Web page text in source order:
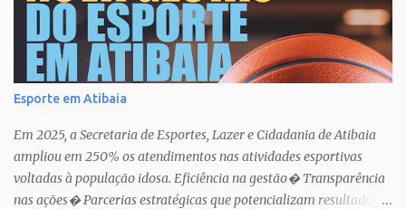
Esporte em Atibaia
Em 2025, a Secretaria de Esportes, Lazer e Cidadania de Atibaia
ampliou em 250% os atendimentos nas atividades esportivas
voltadas à população idosa. Eficiência na gestão� Transparência
nas ações� Parcerias estratégicas que potencializam resultados.